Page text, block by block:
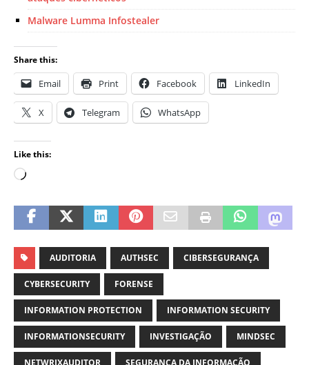
Malware Lumma Infostealer
Share this:
Email Print Facebook LinkedIn
X Telegram WhatsApp
Like this:
AUDITORIA AUTHSEC CIBERSEGURANÇA
CYBERSECURITY FORENSE
INFORMATION PROTECTION INFORMATION SECURITY
INFORMATIONSECURITY INVESTIGAÇÃO MINDSEC
NETWRIXAUDITOR SEGURANÇA DA INFORMAÇÃO